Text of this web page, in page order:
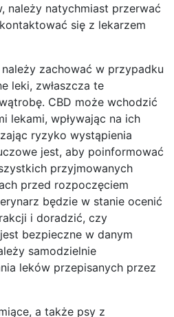
należy natychmiast przerwać
się z lekarzem
zachować w przypadku
leki, zwłaszcza te
CBD może wchodzić
lekami, wpływając na ich
ryzyko wystąpienia
jest, aby poinformować
przyjmowanych
przed rozpoczęciem
będzie w stanie ocenić
i doradzić, czy
bezpieczne w danym
samodzielnie
leków przepisanych przez
a także psy z